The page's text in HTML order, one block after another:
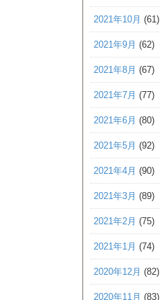
2021年10月 (61)
2021年9月 (62)
2021年8月 (67)
2021年7月 (77)
2021年6月 (80)
2021年5月 (92)
2021年4月 (90)
2021年3月 (89)
2021年2月 (75)
2021年1月 (74)
2020年12月 (82)
2020年11月 (83)